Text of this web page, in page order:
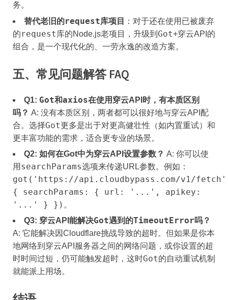
务。
替代老旧的request库项目
：对于还在使用已被废弃
的request 库的Node.js老项目，升级到 Got+穿云API的
组合，是一个现代化的、一劳永逸的改造方案。
五、常见问题解答 FAQ
Q1: Got和axios在使用穿云API时，有本质区别
吗？ A: 没有本质区别，两者都可以很好地与穿云API配
合。选择Got更多是出于对更高健壮性（如内置重试）和
更丰富功能的需求，适合更专业的场景。
Q2: 如何在Got中为穿云API设置参数？ A: 你可以使
用 searchParams选项来传递URL参数。例如：
got('https://api.cloudbypass.com/v1/
{ searchParams: { url: '...', apikey:
'...' } }) 。
Q3: 穿云API能解决Got遇到的TimeoutError吗？
A: 它能解决因Cloudflare挑战导致的超时。但如果是你本
地网络到穿云API服务器之间的网络问题，或你设置的超
时时间过短，仍可能触发超时，这时Got的自动重试机制
就能派上用场。